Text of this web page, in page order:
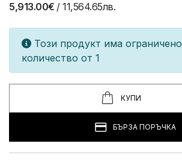
5,913.00€ / 11,564.65лв.
Този продукт има ограничено
количество от 1
КУПИ
БЪРЗА ПОРЪЧКА